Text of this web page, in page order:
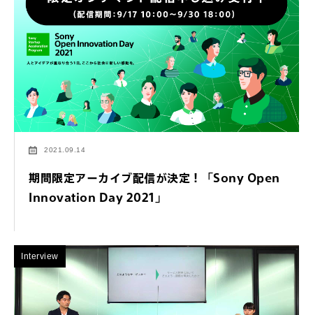
2021.09.14
期間限定アーカイブ配信が決定！「Sony Open
Innovation Day 2021」
Interview